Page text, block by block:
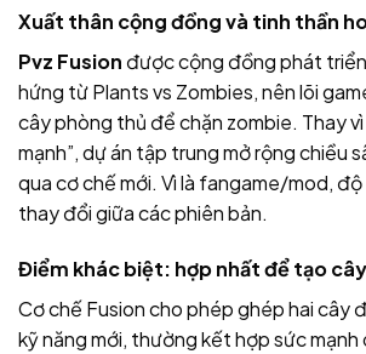
Xuất thân cộng đồng và tinh thần
Pvz Fusion được cộng đồng phát
hứng từ Plants vs Zombies, nên lõi
cây phòng thủ để chặn zombie. Thay
mạnh”, dự án tập trung mở rộng chiều
qua cơ chế mới. Vì là fangame/mod,
thay đổi giữa các phiên bản.
Điểm khác biệt: hợp nhất để tạo
Cơ chế Fusion cho phép ghép hai cây
kỹ năng mới, thường kết hợp sức mạnh